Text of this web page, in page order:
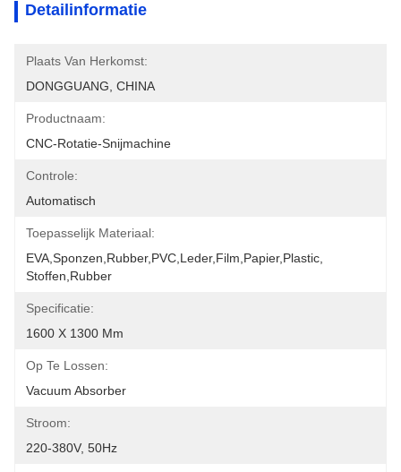
Detailinformatie
Plaats Van Herkomst:
DONGGUANG, CHINA
Productnaam:
CNC-Rotatie-Snijmachine
Controle:
Automatisch
Toepasselijk Materiaal:
EVA,Sponzen,Rubber,PVC,Leder,film,Papier,Plastic,
Stoffen,Rubber
Specificatie:
1600 X 1300 Mm
Op Te Lossen:
Vacuum Absorber
Stroom:
220-380V, 50Hz